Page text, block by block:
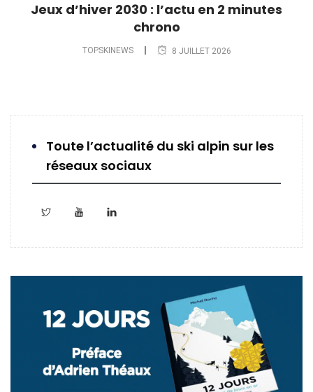
Jeux d’hiver 2030 : l’actu en 2 minutes
chrono
TOPSKINEWS 8 JUILLET 2026
Toute l’actualité du ski alpin sur les
réseaux sociaux